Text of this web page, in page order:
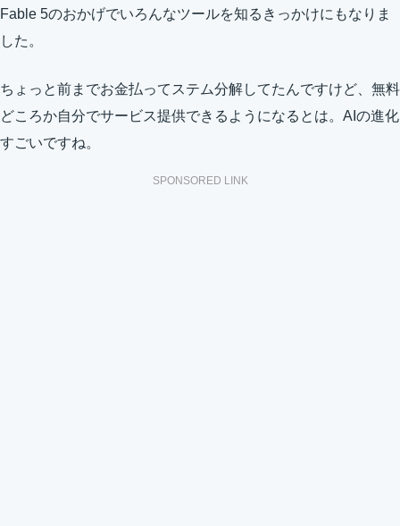
Fable 5のおかげでいろんなツールを知るきっかけにもなりま
した。
ちょっと前までお金払ってステム分解してたんですけど、無料
どころか自分でサービス提供できるようになるとは。AIの進化
すごいですね。
SPONSORED LINK